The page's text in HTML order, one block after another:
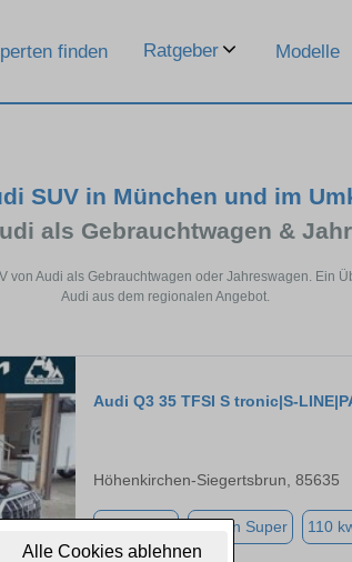
Alle Cookies ablehnen
finden Ratgeber Modelle
SUV in München und im
als Gebrauchtwagen &
von Audi als Gebrauchtwagen oder Jahreswagen. Ein
Audi aus dem regionalen Angebot.
Audi Q3 35 TFSI S tronic|S-
Höhenkirchen-Siegertsbrun, 85635
Benzin Super 110